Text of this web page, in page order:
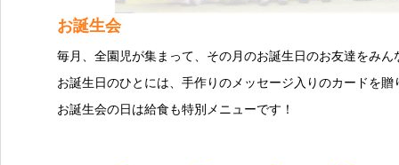
お誕生会
毎月、全園児が集まって、その月のお誕生日のお友達をみん
お誕生日のひとには、手作りのメッセージ入りのカードを贈
お誕生会の日は給食も特別メニューです！